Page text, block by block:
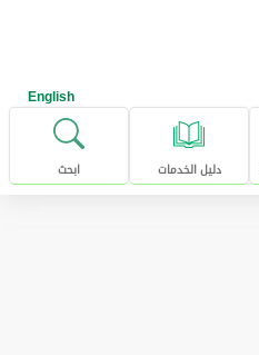
English
دليل الخدمات ابحث